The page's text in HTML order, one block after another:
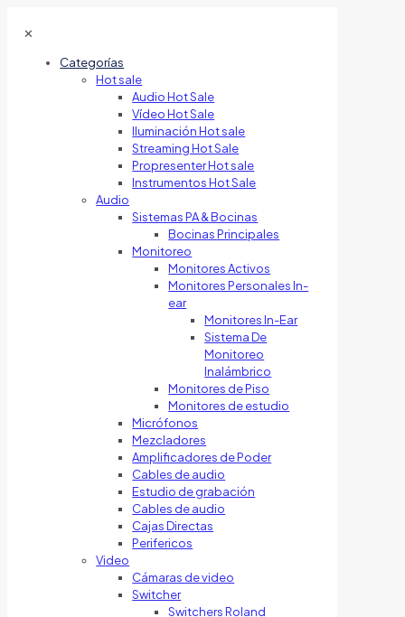
✕
Categorías
Hot sale
Audio Hot Sale
Vídeo Hot Sale
Iluminación Hot sale
Streaming Hot Sale
Propresenter Hot sale
Instrumentos Hot Sale
Audio
Sistemas PA & Bocinas
Bocinas Principales
Monitoreo
Monitores Activos
Monitores Personales In-
ear
Monitores In-Ear
Sistema De
Monitoreo
Inalámbrico
Monitores de Piso
Monitores de estudio
Micrófonos
Mezcladores
Amplificadores de Poder
Cables de audio
Estudio de grabación
Cables de audio
Cajas Directas
Perifericos
Video
Cámaras de video
Switcher
Switchers Roland